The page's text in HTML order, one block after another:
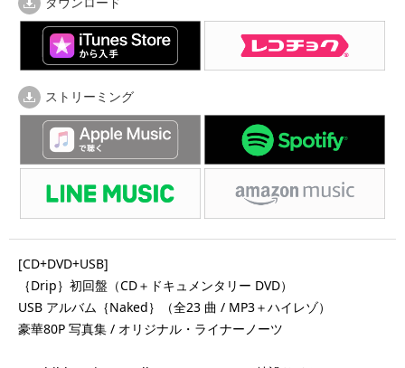
ストリーミング
[CD+DVD+USB]
｛Drip｝初回盤（CD＋ドキュメンタリー DVD）
USB アルバム｛Naked｝（全23 曲 / MP3＋ハイレゾ）
豪華80P 写真集 / オリジナル・ライナーノーツ